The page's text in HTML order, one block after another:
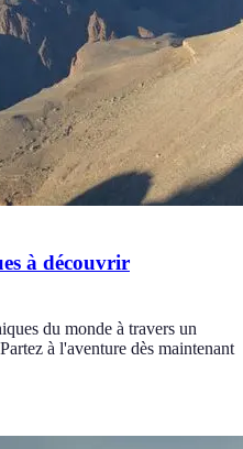
à découvrir
du monde à travers un
à l'aventure dès maintenant